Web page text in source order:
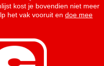
kost je bovendien niet meer
het vak vooruit en doe mee